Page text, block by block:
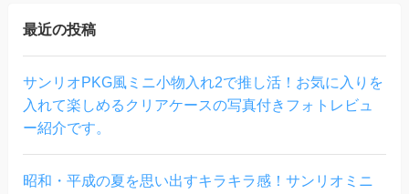
最近の投稿
サンリオPKG風ミニ小物入れ2で推し活！お気に入りを
入れて楽しめるクリアケースの写真付きフォトレビュ
ー紹介です。
昭和・平成の夏を思い出すキラキラ感！サンリオミニ